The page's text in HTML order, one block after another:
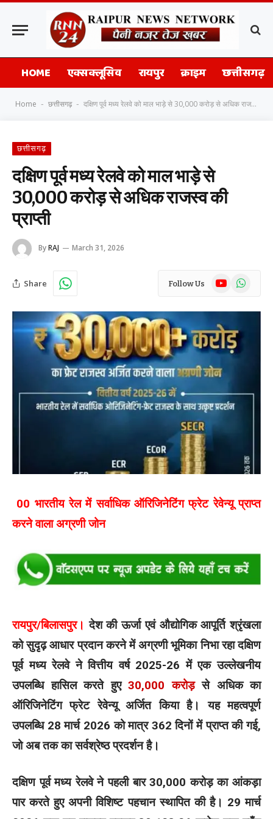
HOME एक्सक्लूसिव रायपुर क्राइम छत्तीसगढ़
Home - छत्तीसगढ़ - दक्षिण पूर्व मध्य रेलवे को माल भाड़े से 30,000 करोड़ से अधिक राजस्व की प्राप्ती
छत्तीसगढ़
दक्षिण पूर्व मध्य रेलवे को माल भाड़े से
30,000 करोड़ से अधिक राजस्व की
प्राप्ती
ByRAJ March 31, 2026
Share Follow Us YouTubeWhatsApp
00 भारतीय रेल में सर्वाधिक ऑरिजिनेटिंग फ्रेट रेवेन्यू प्राप्त
करने वाला अग्रणी जोन
रायपुर/बिलासपुर। देश की ऊर्जा एवं औद्योगिक आपूर्ति श्रृंखला
को सुदृढ़ आधार प्रदान करने में अग्रणी भूमिका निभा रहा दक्षिण
पूर्व मध्य रेलवे ने वित्तीय वर्ष 2025-26 में एक उल्लेखनीय
उपलब्धि हासिल करते हुए 30,000 करोड़से अधिक का
ऑरिजिनेटिंग फ्रेट रेवेन्यू अर्जित किया है। यह महत्वपूर्ण
उपलब्धि 28 मार्च 2026 को मात्र 362 दिनों में प्राप्त की गई,
जो अब तक का सर्वश्रेष्ठ प्रदर्शन है।
दक्षिण पूर्व मध्य रेलवे ने पहली बार 30,000 करोड़ का आंकड़ा
पार करते हुए अपनी विशिष्ट पहचान स्थापित की है। 29 मार्च